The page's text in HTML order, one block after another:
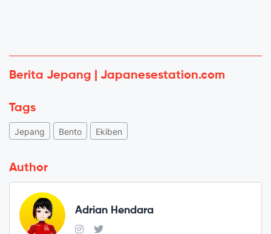
Berita Jepang | Japanesestation.com
Tags
Jepang Bento Ekiben
Author
Adrian Hendara